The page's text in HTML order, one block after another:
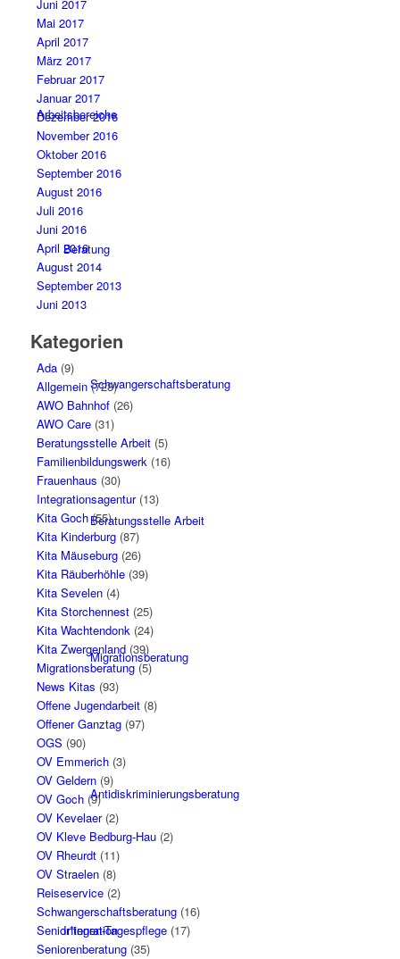
Arbeitsbereiche
Beratung
Schwangerschaftsberatung
Beratungsstelle Arbeit
Migrationsberatung
Antidiskriminierungsberatung
Integration
Juni 2017
Mai 2017
April 2017
März 2017
Februar 2017
Januar 2017
Dezember 2016
November 2016
Oktober 2016
September 2016
August 2016
Juli 2016
Juni 2016
April 2016
August 2014
September 2013
Juni 2013
Kategorien
Ada(9)
Allgemein(728)
AWO Bahnhof(26)
AWO Care(31)
Beratungsstelle Arbeit(5)
Familienbildungswerk(16)
Frauenhaus (30)
Integrationsagentur(13)
Kita Goch(55)
Kita Kinderburg(87)
Kita Mäuseburg(26)
Kita Räuberhöhle(39)
Kita Sevelen(4)
Kita Storchennest(25)
Kita Wachtendonk(24)
Kita Zwergenland(39)
Migrationsberatung(5)
News Kitas (93)
Offene Jugendarbeit(8)
Offener Ganztag(97)
OGS (90)
OV Emmerich(3)
OV Geldern(9)
OV Goch(9)
OV Kevelaer(2)
OV Kleve Bedburg-Hau(2)
OV Rheurdt(11)
OV Straelen(8)
Reiseservice(2)
Schwangerschaftsberatung(16)
Senior*innen-Tagespflege(17)
Seniorenberatung(35)